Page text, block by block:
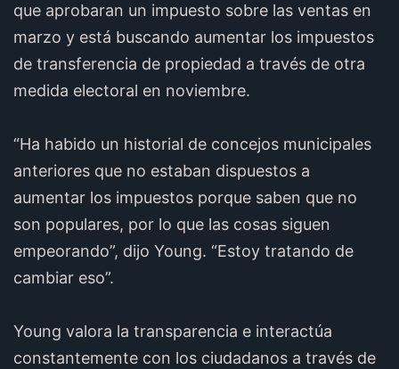
que aprobaran un impuesto sobre las ventas en
marzo y está buscando aumentar los impuestos
de transferencia de propiedad a través de otra
medida electoral en noviembre.
“Ha habido un historial de concejos municipales
anteriores que no estaban dispuestos a
aumentar los impuestos porque saben que no
son populares, por lo que las cosas siguen
empeorando”, dijo Young. “Estoy tratando de
cambiar eso”.
Young valora la transparencia e interactúa
constantemente con los ciudadanos a través de